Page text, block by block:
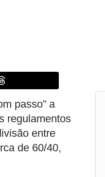
passo” a
regulamentos
entre
de 60/40,